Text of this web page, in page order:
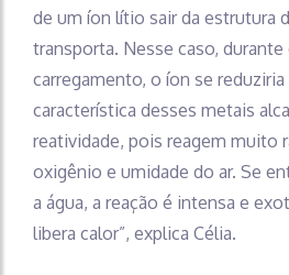
de um íon lítio sair da estrutura
transporta. Nesse caso,
carregamento, o íon se
característica desses metais
reatividade, pois reagem muito
oxigênio e umidade do ar. Se
a água, a reação é intensa e
libera calor”, explica Célia.